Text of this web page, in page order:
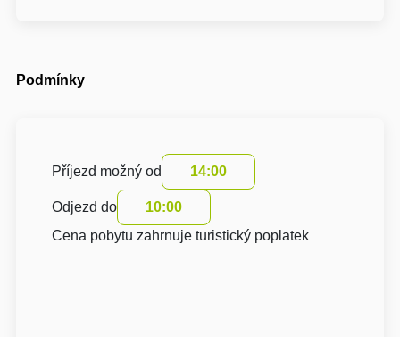
Podmínky
Příjezd možný od 14:00
Odjezd do
10:00
Cena pobytu zahrnuje turistický poplatek